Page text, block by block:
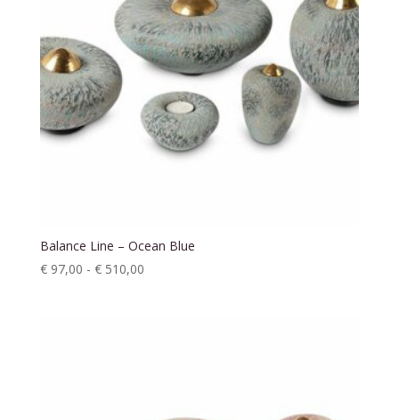
Balance Line – Ocean Blue
€97,00 - €510,00Prijsklasse: